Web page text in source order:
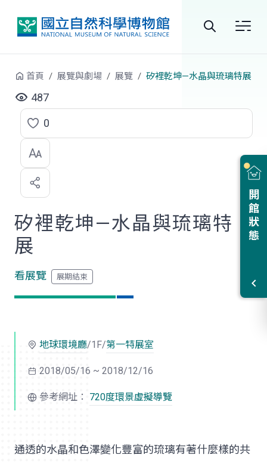
站
尋
開館狀態
首頁 展覽與劇場 展覽 矽裡乾坤—水晶與琉璃特展
487
點
選
喜
歡
0
矽裡乾坤—水晶與琉璃特
展
看展覽
地球環境廳/1F/第一特展室
2018/05/16 ~ 2018/12/16
參考網址： 720度環景虛擬導覽
通透的水晶和色澤變化豐富的琉璃有著什麼樣的共